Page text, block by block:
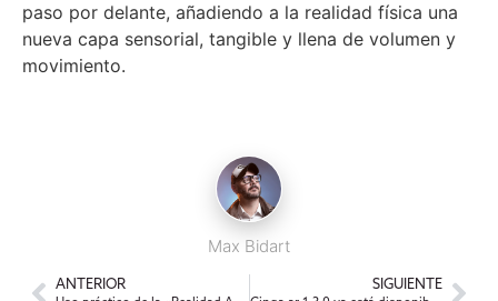
paso por delante, añadiendo a la realidad física una
nueva capa sensorial, tangible y llena de volumen y
movimiento.
Max Bidart
ANTERIOR SIGUIENTE